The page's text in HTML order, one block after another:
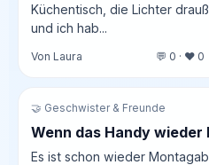
Küchentisch, die Lichter
und ich hab...
Von Laura 💬 0 · ❤️ 0
🤝 Geschwister & Freunde
Wenn das Handy
Es ist schon wieder